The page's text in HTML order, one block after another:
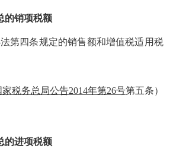
的销项税额
第四条规定的销售额和增值税适用税
家税务总局公告2014年第26号第五条）
的进项税额